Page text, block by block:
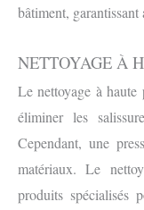
bâtiment, garantissant
NETTOYAGE À
Le nettoyage à haute
éliminer les
Cependant, une
matériaux. Le
produits spécialisés